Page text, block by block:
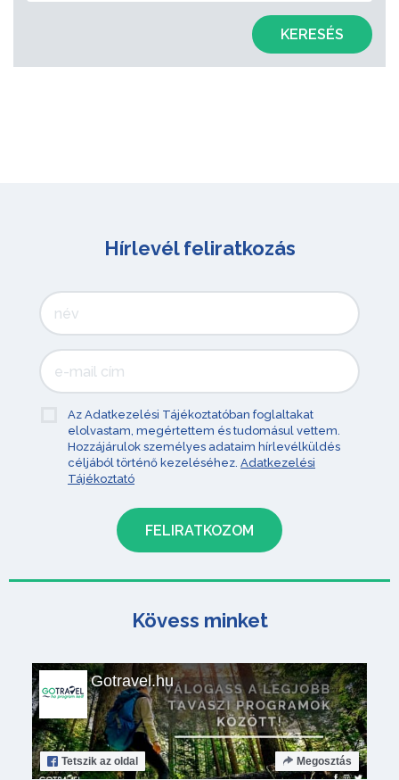
KERESÉS
Hírlevél feliratkozás
Az Adatkezelési Tájékoztatóban foglaltakat
elolvastam, megértettem és tudomásul vettem.
Hozzájárulok személyes adataim hírlevélküldés
céljából történő kezeléséhez. Adatkezelési
Tájékoztató
Kövess minket
Gotravel.hu
Tetszik az oldal Megosztás